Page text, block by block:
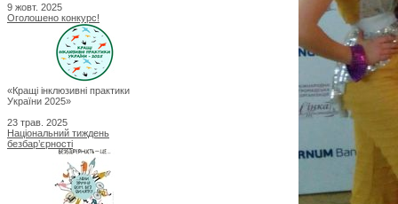
9 жовт. 2025
Оголошено конкурс!
«Кращі інклюзивні практики
України 2025»
23 трав. 2025
Національний тиждень
безбар’єрності